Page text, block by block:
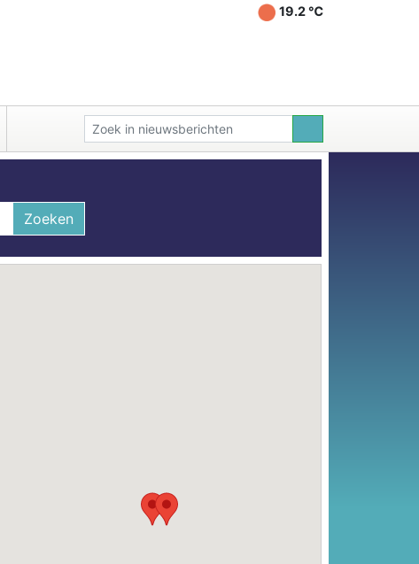
19.2 ℃
Zoeken